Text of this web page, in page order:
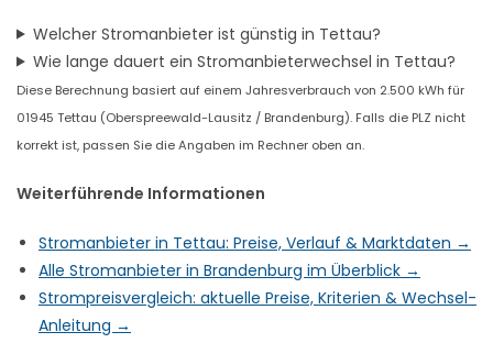
Welcher Stromanbieter ist günstig in Tettau?
Wie lange dauert ein Stromanbieterwechsel in Tettau?
Diese Berechnung basiert auf einem Jahresverbrauch von 2.500 kWh für
01945 Tettau (Oberspreewald-Lausitz / Brandenburg). Falls die PLZ nicht
korrekt ist, passen Sie die Angaben im Rechner oben an.
Weiterführende Informationen
Stromanbieter in Tettau: Preise, Verlauf & Marktdaten →
Alle Stromanbieter in Brandenburg im Überblick →
Strompreisvergleich: aktuelle Preise, Kriterien & Wechsel-
Anleitung →